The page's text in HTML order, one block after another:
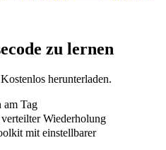
zu lernen
herunterladen.
am Tag
Wiederholung
mit einstellbarer